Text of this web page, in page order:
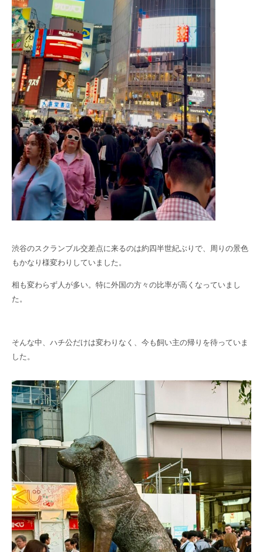
渋谷のスクランブル交差点に来るのは約四半世紀ぶりで、周りの景色
もかなり様変わりしていました。
相も変わらず人が多い。特に外国の方々の比率が高くなっていまし
た。
そんな中、ハチ公だけは変わりなく、今も飼い主の帰りを待っていま
した。